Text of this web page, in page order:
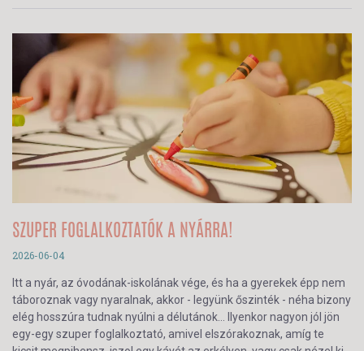
SZUPER FOGLALKOZTATÓK A NYÁRRA!
2026-06-04
Itt a nyár, az óvodának-iskolának vége, és ha a gyerekek épp nem
táboroznak vagy nyaralnak, akkor - legyünk őszinték - néha bizony
elég hosszúra tudnak nyúlni a délutánok… Ilyenkor nagyon jól jön
egy-egy szuper foglalkoztató, amivel elszórakoznak, amíg te